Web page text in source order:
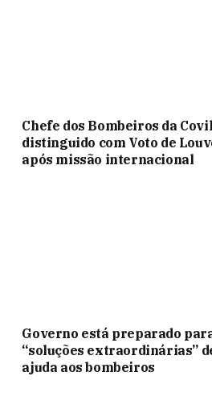
Chefe dos Bombeiros da
distinguido com Voto de
após missão internacional
Governo está preparado
“soluções extraordinárias”
ajuda aos bombeiros